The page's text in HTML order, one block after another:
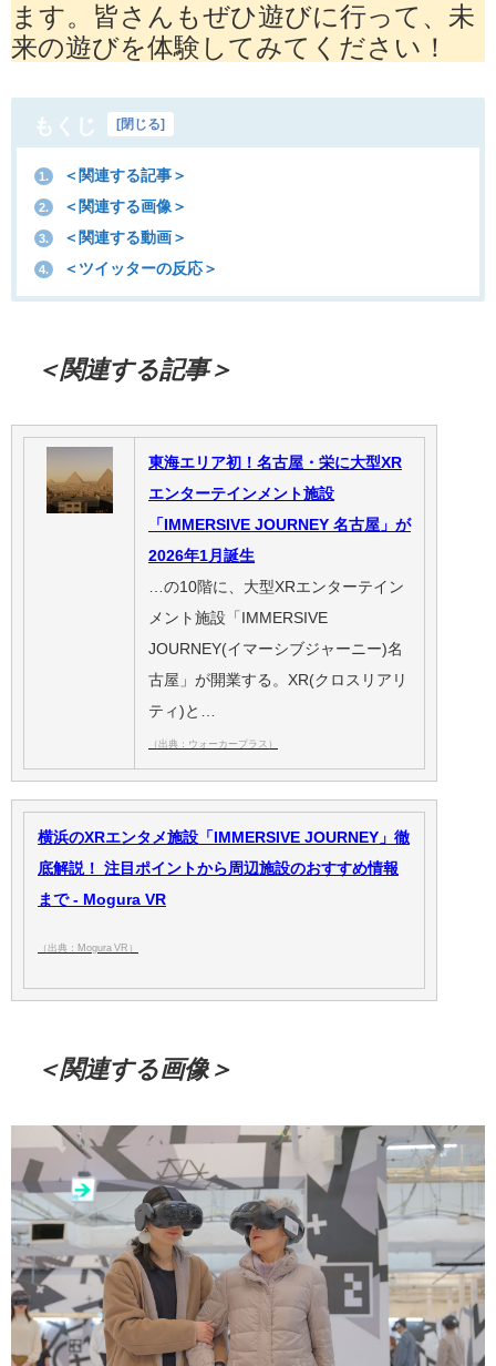
ます。皆さんもぜひ遊びに行って、未
来の遊びを体験してみてください！
もくじ [閉じる]
1. ＜関連する記事＞
2. ＜関連する画像＞
3. ＜関連する動画＞
4. ＜ツイッターの反応＞
＜関連する記事＞
東海エリア初！名古屋・栄に大型XR
エンターテインメント施設
「IMMERSIVE JOURNEY 名古屋」が
2026年1月誕生
…の10階に、大型XRエンターテイン
メント施設「IMMERSIVE
JOURNEY(イマーシブジャーニー)名
古屋」が開業する。XR(クロスリアリ
ティ)と…
（出典：ウォーカープラス）
横浜のXRエンタメ施設「IMMERSIVE JOURNEY」徹
底解説！ 注目ポイントから周辺施設のおすすめ情報
まで - Mogura VR
（出典：Mogura VR）
＜関連する画像＞